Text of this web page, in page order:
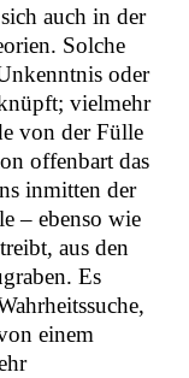
auch in der
Solche
oder
vielmehr
von der Fülle
offenbart das
inmitten der
– ebenso wie
aus den
Es
einem